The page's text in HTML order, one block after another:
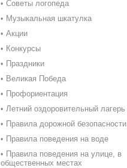
Советы логопеда
Музыкальная шкатулка
Акции
Конкурсы
Праздники
Великая Победа
Профориентация
Летний оздоровительный лагерь
Правила дорожной безопасности
Правила поведения на воде
Правила поведения на улице, в
общественных местах